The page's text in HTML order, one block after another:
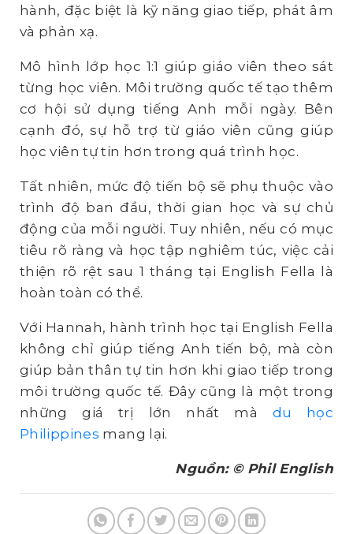
hành, đặc biệt là kỹ năng giao tiếp, phát âm
và phản xạ.
Mô hình lớp học 1:1 giúp giáo viên theo sát
từng học viên. Môi trường quốc tế tạo thêm
cơ hội sử dụng tiếng Anh mỗi ngày. Bên
cạnh đó, sự hỗ trợ từ giáo viên cũng giúp
học viên tự tin hơn trong quá trình học.
Tất nhiên, mức độ tiến bộ sẽ phụ thuộc vào
trình độ ban đầu, thời gian học và sự chủ
động của mỗi người. Tuy nhiên, nếu có mục
tiêu rõ ràng và học tập nghiêm túc, việc cải
thiện rõ rệt sau 1 tháng tại English Fella là
hoàn toàn có thể.
Với Hannah, hành trình học tại English Fella
không chỉ giúp tiếng Anh tiến bộ, mà còn
giúp bản thân tự tin hơn khi giao tiếp trong
môi trường quốc tế. Đây cũng là một trong
những giá trị lớn nhất mà du học
Philippines mang lại.
Nguồn: © Phil English